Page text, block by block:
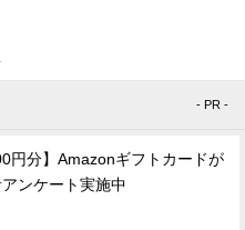
- PR -
円分】Amazonギフトカードが
ンケート実施中